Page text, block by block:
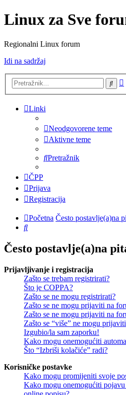
Linux za Sve
Regionalni Linux forum
Idi na sadržaj
Linki
Neodgovorene teme
Aktivne teme
Pretražnik
ČPP
Prijava
Registracija
Početna Često postavlje(a)na
Pretražnik
Često postavlje(a)na
Prijavljivanje i registracija
Zašto se trebam registrirati?
Što je COPPA?
Zašto se ne mogu registrirati?
Zašto se ne mogu prijaviti na
Zašto se ne mogu prijaviti na
Zašto se “više” ne mogu
Izgubio/la sam zaporku!
Kako mogu onemogućiti
Što “Izbriši kolačiće” radi?
Korisničke postavke
Kako mogu promijeniti svoje
Kako mogu onemogućiti